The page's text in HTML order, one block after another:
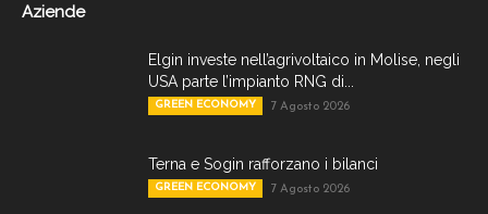
Aziende
Elgin investe nell’agrivoltaico in Molise, negli
USA parte l’impianto RNG di...
GREEN ECONOMY 7 Agosto 2026
Terna e Sogin rafforzano i bilanci
GREEN ECONOMY 7 Agosto 2026